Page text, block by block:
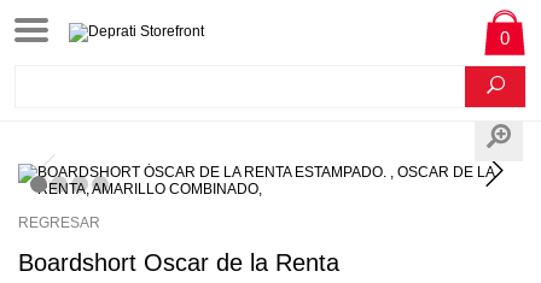
0
REGRESAR
Boardshort Oscar de la Renta